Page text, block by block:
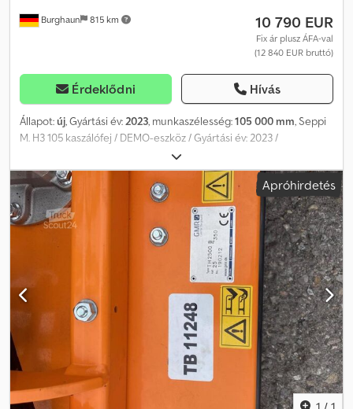
Burghaun 815 km 10 790 EUR
Fix ár plusz ÁFA-val
(12 840 EUR bruttó)
Érdeklődni Hívás
Állapot:új, Gyártási év:2023, munkaszélesség:105 000 mm, Seppi
M. H3 105 kaszálófej / DEMO-eszköz / Gyártási év: 2023 /
Tartalmazza az MS03 adapterlemezt / raktáron van és azonnal
elérhető Ár: 10.790,00 € nettó / 12.840,10 € bruttó - Munka
szélessége: 105 cm - Teljes szélesség: 117 cm - Mélység: 80 cm -
Magasság: 66 cm - Súly: 217 kg - Keszálófej hidraulikus karra
szerelhető - Fű és cserjék kaszálására, legfeljebb 3 cm átmérőig -
2-5 tonnás kotrógépekhez - Különböző adapterlemezekre
szerelhető - Úszó rögzítés (párhuzamos vezetés) - Közvetett
ékszíj-hajtás 3 ékszíjjal - A hajtás hidraulikus motorhoz van
tervezve, a hordozóeszköz szállítási mennyiségétől függően -
Kopásálló AR400 acélból készült ház - Elöl lánccal védett - Hátul
gumiból készült védelem - Erősített támasztóhenger kettős
kúpos csapággyal, magasságban állítható - Szín: piros RAL3020 ·
antracit RAL7021 Chsdpfsznrp Dsx Ahkja OPT 039 SMW-késekkel
ellátott rotor (standard) - 9 db, cikkszám: 150.02.041 OPT 429
Hidraulikus fogaskerék motor 17cm³ - Mennyiség szabályozó
szeleppel és motorvédő biztonsági szeleppel (DRAIN SAFE TM),
Apróhirdetés